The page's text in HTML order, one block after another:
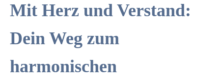
Mit Herz und Verstand:
Dein Weg zum
harmonischen